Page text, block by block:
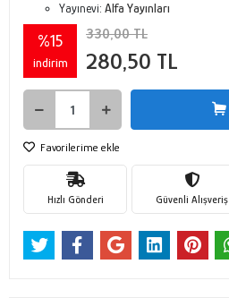
Yayınevi: Alfa Yayınları
%15
indirim
330,00 TL
280,50 TL
Favorilerime ekle
Hızlı Gönderi Güvenli Alışveriş